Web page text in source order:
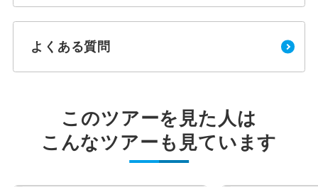
よくある質問
このツアーを見た人は
こんなツアーも見ています